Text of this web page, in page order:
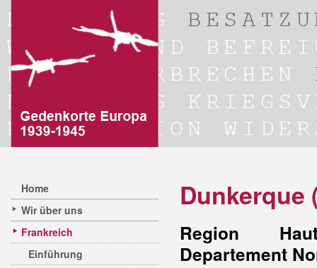
Home
Wir über uns
Frankreich
Einführung
Dunkerque
Region
Departement